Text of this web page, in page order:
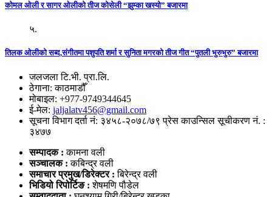
कोमल ओली र सागर ओलीको तीज कोसेली “झुम्का खस्यो” बजारमा
५.
तिलक ओलीको सब्द,संगीतमा पशुपति शर्मा र सुनिता मगरको तीज गीत “पुतली भुरुभुरु” बजारमा
जलजला टि.भी. प्रा.लि.
ठेगाना: काठमाडौँ
मोबाइल: +977-9749344645
ई-मेल: jaljalatv456@gmail.com
सूचना विभाग दर्ता नं: ३४५८-२०७८/७९ प्रेस काउन्सिल सूचीकरण नं. :
३४७७
सम्पादक :कामना वली
सञ्‍चालक : कबिन्द्र वली
समाचार प्रमुख/डिरेक्टर :बिरेन्द्र वली
भिडियो रिपोर्टिङ : शेषमणि पौडेल